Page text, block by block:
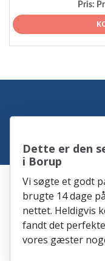
Pris:
Dette er den
i Borup
Vi søgte et godt
brugte 14 dage
nettet. Heldigvis
fandt det
vores gæster